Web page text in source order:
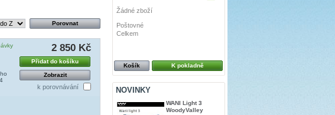
2 850 Kč
Přidat do košíku
Zobrazit
k porovnávání
Žádné zboží
Poštovné
Celkem
Košík K pokladně
NOVINKY
WANI Light 3
WoodyValley